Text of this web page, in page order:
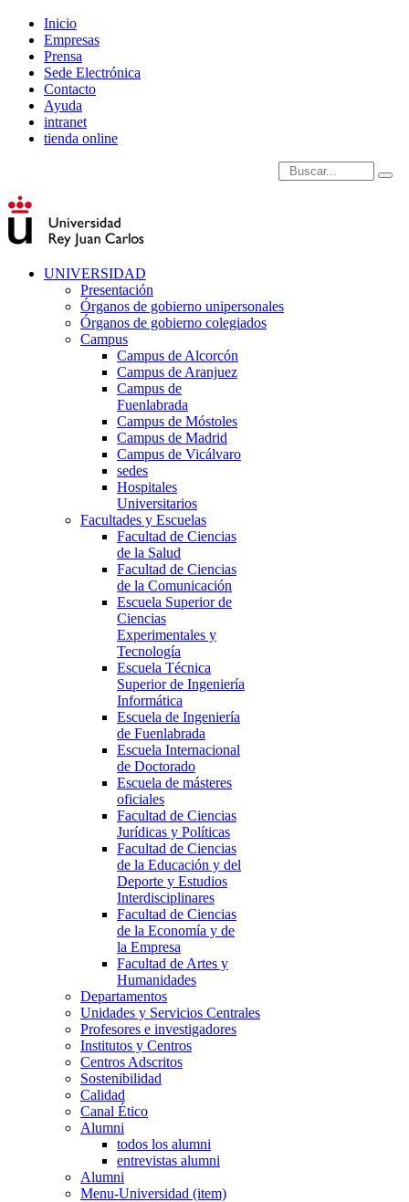
Inicio
Empresas
Prensa
Sede Electrónica
Contacto
Ayuda
intranet
tienda online
Introduce términos de
UNIVERSIDAD
Presentación
Órganos de gobierno unipersonales
Órganos de gobierno colegiados
Campus
Campus de Alcorcón
Campus de Aranjuez
Campus de
Fuenlabrada
Campus de Móstoles
Campus de Madrid
Campus de Vicálvaro
sedes
Hospitales
Universitarios
Facultades y Escuelas
Facultad de Ciencias
de la Salud
Facultad de Ciencias
de la Comunicación
Escuela Superior de
Ciencias
Experimentales y
Tecnología
Escuela Técnica
Superior de Ingeniería
Informática
Escuela de Ingeniería
de Fuenlabrada
Escuela Internacional
de Doctorado
Escuela de másteres
oficiales
Facultad de Ciencias
Jurídicas y Políticas
Facultad de Ciencias
de la Educación y del
Deporte y Estudios
Interdisciplinares
Facultad de Ciencias
de la Economía y de
la Empresa
Facultad de Artes y
Humanidades
Departamentos
Unidades y Servicios Centrales
Profesores e investigadores
Institutos y Centros
Centros Adscritos
Sostenibilidad
Calidad
Canal Ético
Alumni
todos los alumni
entrevistas alumni
Alumni
Menu-Universidad (item)